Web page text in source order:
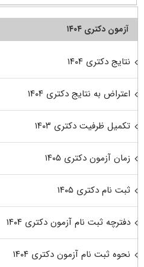
آزمون دکتری ۱۴۰۴
نتایج دکتری ۱۴۰۴
اعتراض به نتایج دکتری ۱۴۰۴
تکمیل ظرفیت دکتری ۱۴۰۳
زمان آزمون دکتری ۱۴۰۵
ثبت نام دکتری ۱۴۰۵
دفترچه ثبت نام آزمون دکتری ۱۴۰۴
نحوه ثبت نام آزمون دکتری ۱۴۰۴